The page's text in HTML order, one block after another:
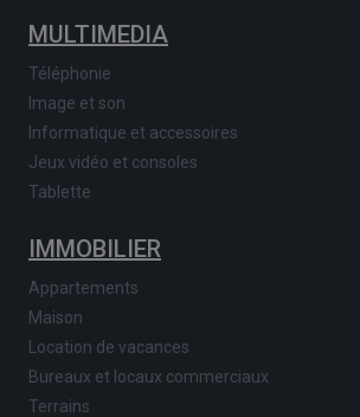
MULTIMEDIA
Téléphonie
Image et son
Informatique et accessoires
Jeux vidéo et consoles
Tablette
IMMOBILIER
Appartements
Maison
Location de vacances
Bureaux et locaux commerciaux
Terrains